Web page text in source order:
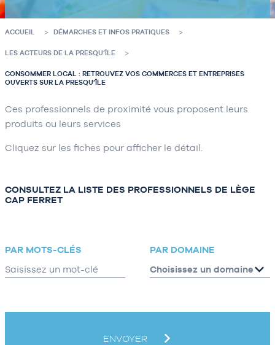
ACCUEIL DÉMARCHES ET INFOS PRATIQUES
LES ACTEURS DE LA PRESQU’ÎLE
CONSOMMER LOCAL : RETROUVEZ VOS COMMERCES ET ENTREPRISES
OUVERTS SUR LA PRESQU’ÎLE
Ces professionnels de proximité vous proposent leurs
produits ou leurs services
Cliquez sur les fiches pour afficher le détail.
CONSULTEZ LA LISTE DES PROFESSIONNELS DE LÈGE
CAP FERRET
PAR MOTS-CLÉS PAR DOMAINE
ENVOYER